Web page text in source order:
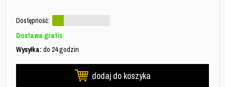
Dostępność:
Dostawa gratis
Wysyłka: do 24 godzin
dodaj do koszyka